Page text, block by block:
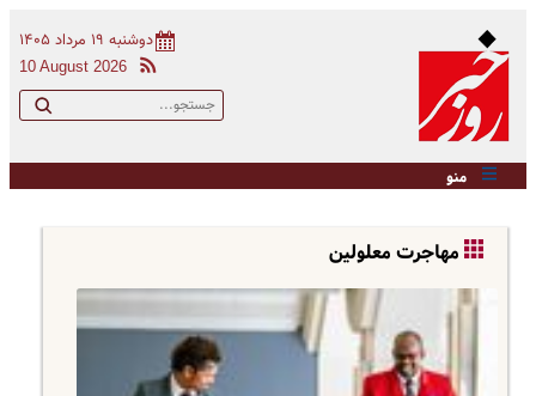
دوشنبه ۱۹ مرداد ۱۴۰۵
10 August 2026
منو
مهاجرت معلولین